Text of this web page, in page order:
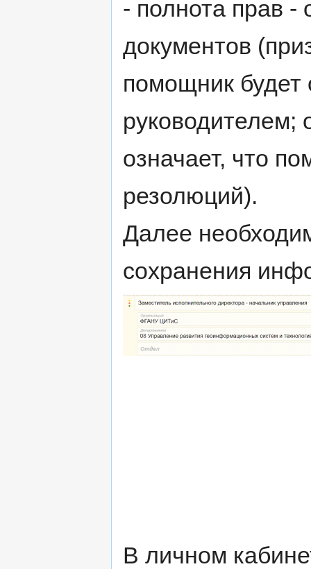
- полнота прав -
документов
помощник будет
руководителем;
означает, что
резолюций).
Далее
сохранения
В личном